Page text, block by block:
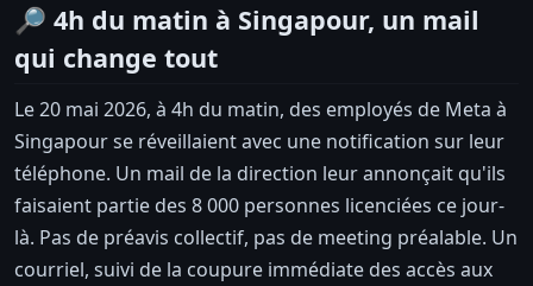
🔎 4h du matin à Singapour, un mail
qui change tout
Le 20 mai 2026, à 4h du matin, des employés de Meta à
Singapour se réveillaient avec une notification sur leur
téléphone. Un mail de la direction leur annonçait qu'ils
faisaient partie des 8 000 personnes licenciées ce jour-
là. Pas de préavis collectif, pas de meeting préalable. Un
courriel, suivi de la coupure immédiate des accès aux